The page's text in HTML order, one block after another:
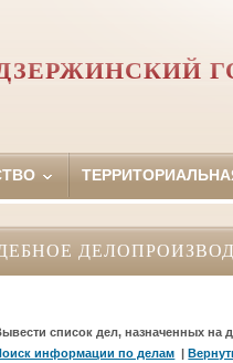
список дел, назначенных на
информации по делам |